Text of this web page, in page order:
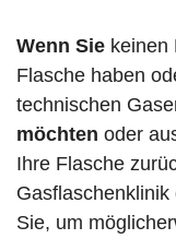
Wenn Sie keinen
Flasche haben
technischen
möchten oder
Ihre Flasche
Sie, um